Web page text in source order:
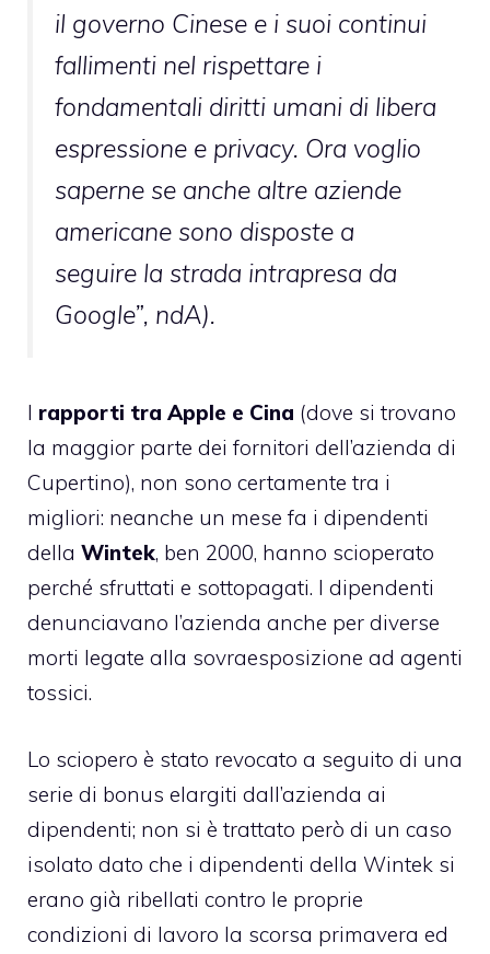
il governo Cinese e i suoi continui
fallimenti nel rispettare i
fondamentali diritti umani di libera
espressione e privacy. Ora voglio
saperne se anche altre aziende
americane sono disposte a
seguire la strada intrapresa da
Google”, ndA).
I rapporti tra Apple e Cina (dove si trovano
la maggior parte dei fornitori dell’azienda di
Cupertino), non sono certamente tra i
migliori: neanche un mese fa i dipendenti
della Wintek, ben 2000, hanno scioperato
perché sfruttati e sottopagati. I dipendenti
denunciavano l’azienda anche per diverse
morti legate alla sovraesposizione ad agenti
tossici.
Lo sciopero è stato revocato a seguito di una
serie di bonus elargiti dall’azienda ai
dipendenti; non si è trattato però di un caso
isolato dato che i dipendenti della Wintek si
erano già ribellati contro le proprie
condizioni di lavoro la scorsa primavera ed